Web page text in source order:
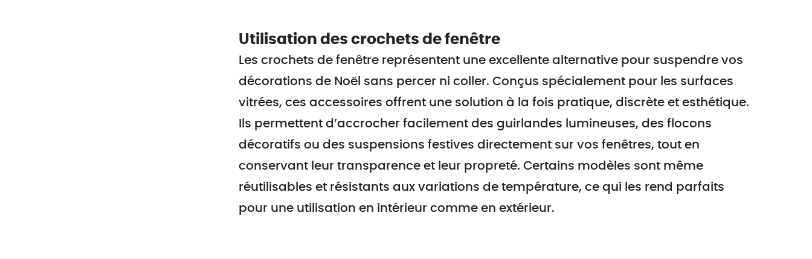
Utilisation des crochets de fenêtre
Les crochets de fenêtre représentent une excellente alternative pour suspendre vos
décorations de Noël sans percer ni coller. Conçus spécialement pour les surfaces
vitrées, ces accessoires offrent une solution à la fois pratique, discrète et esthétique.
Ils permettent d’accrocher facilement des guirlandes lumineuses, des flocons
décoratifs ou des suspensions festives directement sur vos fenêtres, tout en
conservant leur transparence et leur propreté. Certains modèles sont même
réutilisables et résistants aux variations de température, ce qui les rend parfaits
pour une utilisation en intérieur comme en extérieur.